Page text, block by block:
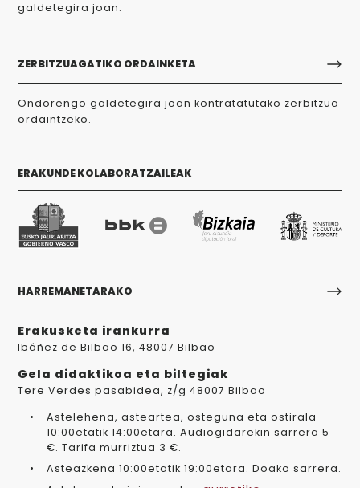
galdetegira joan.
ZERBITZUAGATIKO ORDAINKETA
Ondorengo galdetegira joan kontratatutako zerbitzua
ordaintzeko.
ERAKUNDE KOLABORATZAILEAK
HARREMANETARAKO
Erakusketa irankurra
Ibáñez de Bilbao 16, 48007 Bilbao
Gela didaktikoa eta biltegiak
Tere Verdes pasabidea, z/g 48007 Bilbao
Astelehena, asteartea, osteguna eta ostirala
10:00etatik 14:00etara. Audiogidarekin sarrera 5
€. Tarifa murriztua 3 €.
Asteazkena 10:00etatik 19:00etara. Doako sarrera.